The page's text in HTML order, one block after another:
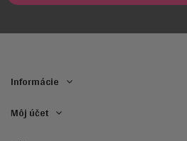
Informácie
Môj účet